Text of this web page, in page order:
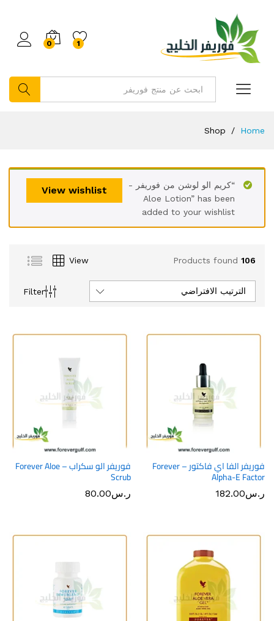
1
0
Home
/
Shop
View wishlist
“كريم الو لوشن من فوريفر -
Aloe Lotion” has been
added to your wishlist
106
Products found
View
Filter الترتيب الافتراضي
فوريفر الفا اي فاكتور – Forever
Alpha-E Factor
ر.س182.00
فوريفر الو سكراب – Forever Aloe
Scrub
ر.س80.00